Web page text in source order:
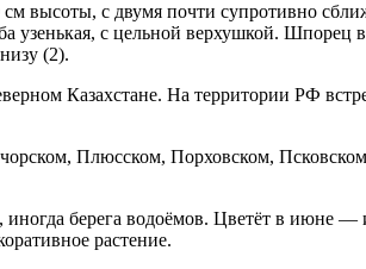
высоты, с двумя почти супротивно
с цельной верхушкой. Шпорец в
(2).
Казахстане. На территории РФ
Плюсском, Порховском,
берега водоёмов. Цветёт в июне
растение.